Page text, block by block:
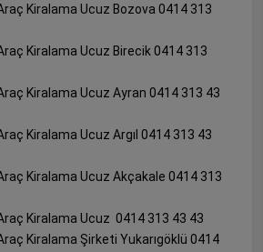
Kiralama Ucuz Bozova 0414 313
Kiralama Ucuz Birecik 0414 313
Kiralama Ucuz Ayran 0414 313 43
Kiralama Ucuz Argıl 0414 313 43
Kiralama Ucuz Akçakale 0414 313
Kiralama Ucuz 0414 313 43 43
Kiralama Şirketi Yukarıgöklü 0414